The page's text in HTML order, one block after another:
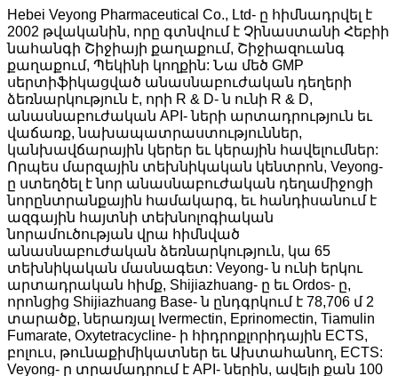
Hebei Veyong Pharmaceutical Co., Ltd- ը հիմնադրվել է
2002 թվականին, որը գտնվում է Չինաստանի Հեբիի
նահանգի Շիջիայի քաղաքում, Շիջիազուանգ
քաղաքում, Պեկինի կողքին: Նա մեծ GMP
սերտիֆիկացված անասնաբուժական դեղերի
ձեռնարկություն է, որի R & D- ն ունի R & D,
անասնաբուժական API- ների արտադրություն եւ
վաճառք, նախապատրաստություններ,
կանխավճարային կերեր եւ կերային հավելումներ:
Որպես մարզային տեխնիկական կենտրոն, Veyong-
ը ստեղծել է նոր անասնաբուժական դեղամիջոցի
նորընտրանքային համակարգ, եւ հանդիսանում է
ազգային հայտնի տեխնոլոգիական
նորամուծության վրա հիմնված
անասնաբուժական ձեռնարկություն, կա 65
տեխնիկական մասնագետ: Veyong- ն ունի երկու
արտադրական հիմք, Shijiazhuang- ը եւ Ordos- ը,
որոնցից Shijiazhuang Base- ն ընդգրկում է 78,706 մ 2
տարածք, ներառյալ Ivermectin, Eprinomectin, Tiamulin
Fumarate, Oxytetracycline- ի հիդրոքլորիդային ECTS,
բոլուս, թունաքիմիկատներ եւ Ախտահանող, ECTS:
Veyong- ը տրամադրում է API- ներին, ավելի քան 100